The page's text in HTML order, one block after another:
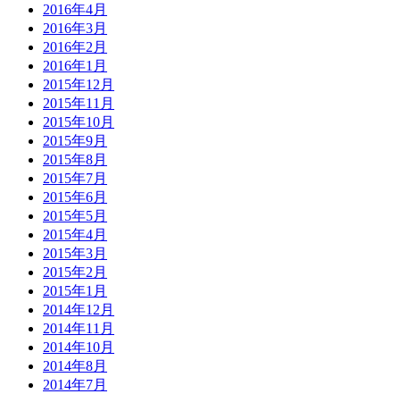
2016年4月
2016年3月
2016年2月
2016年1月
2015年12月
2015年11月
2015年10月
2015年9月
2015年8月
2015年7月
2015年6月
2015年5月
2015年4月
2015年3月
2015年2月
2015年1月
2014年12月
2014年11月
2014年10月
2014年8月
2014年7月